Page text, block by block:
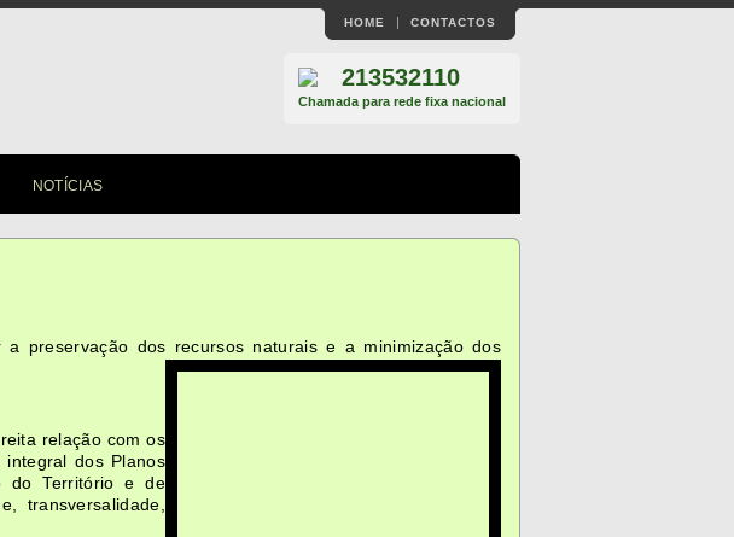
HOME CONTACTOS
213532110
Chamada para rede fixa nacional
NOTÍCIAS
preservação dos recursos naturais e a minimização dos
relação com os
dos Planos
do Território e de
transversalidade,